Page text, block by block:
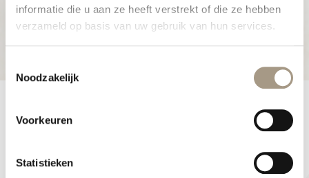
informatie die u aan ze heeft verstrekt of die ze hebben
verzameld op basis van uw gebruik van hun services.
Noodzakelijk
Voorkeuren
Statistieken